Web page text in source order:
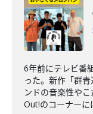
6年前にテレビ番
った。新作「群
ンドの音楽性や
Out!のコーナーに